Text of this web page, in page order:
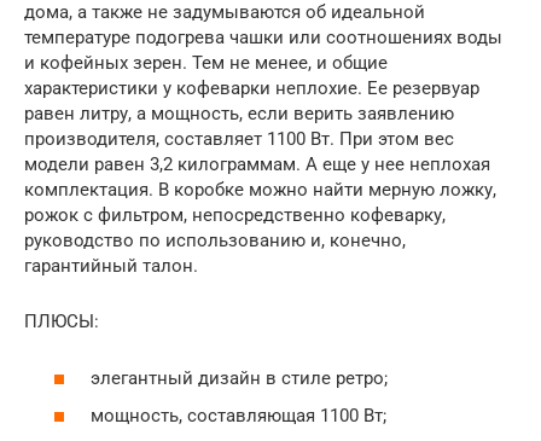
дома, а также не задумываются об идеальной
температуре подогрева чашки или соотношениях воды
и кофейных зерен. Тем не менее, и общие
характеристики у кофеварки неплохие. Ее резервуар
равен литру, а мощность, если верить заявлению
производителя, составляет 1100 Вт. При этом вес
модели равен 3,2 килограммам. А еще у нее неплохая
комплектация. В коробке можно найти мерную ложку,
рожок с фильтром, непосредственно кофеварку,
руководство по использованию и, конечно,
гарантийный талон.
ПЛЮСЫ:
элегантный дизайн в стиле ретро;
мощность, составляющая 1100 Вт;